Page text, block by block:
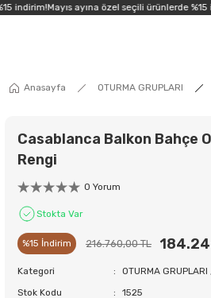
indirim!Mayıs ayına özel seçili ürünlerde %15
Anasayfa OTURMA GRUPLARI
Casablanca Balkon Bahçe
Rengi
0 Yorum
Stokta Var
%15 İndirim 216.760,00 TL
Kategori OTURMA GRUPLARI
Stok Kodu
1525